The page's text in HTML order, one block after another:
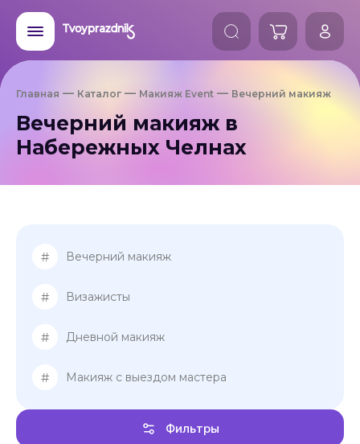
Главная Каталог Макияж Event Вечерний макияж
Вечерний макияж в
Набережных Челнах
# Вечерний макияж
# Визажисты
# Дневной макияж
# Макияж с выездом мастера
Фильтры